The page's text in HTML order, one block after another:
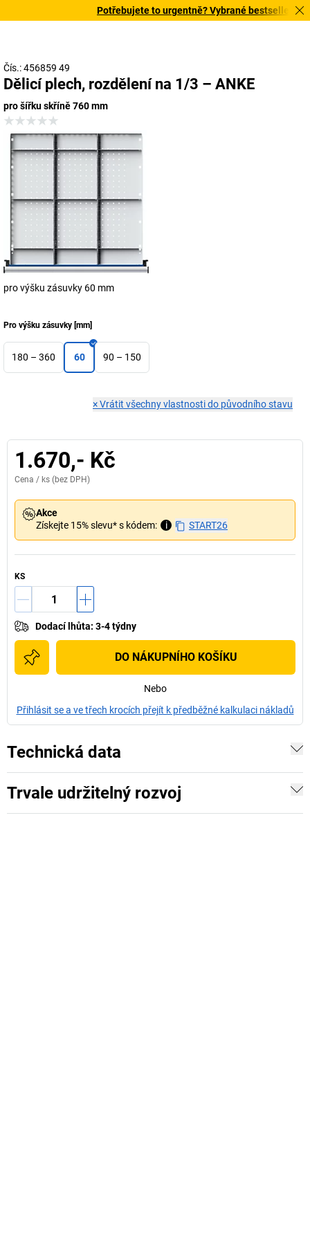
Potřebujete to urgentně? Vybrané bestsellery
Čís.: 456859 49
Dělicí plech, rozdělení na 1/3 – ANKE
pro šířku skříně 760 mm
pro výšku zásuvky 60 mm
Pro výšku zásuvky [mm]
180 – 360 60 90 – 150
×Vrátit všechny vlastnosti do původního stavu
1.670,- Kč
Cena / ks (bez DPH)
Akce
Získejte 15% slevu* s kódem:
i START26
KS
Dodací lhůta: 3-4 týdny
DO NÁKUPNÍHO KOŠÍKU
Nebo
Přihlásit se a ve třech krocích přejít k předběžné kalkulaci nákladů
Technická data
Trvale udržitelný rozvoj